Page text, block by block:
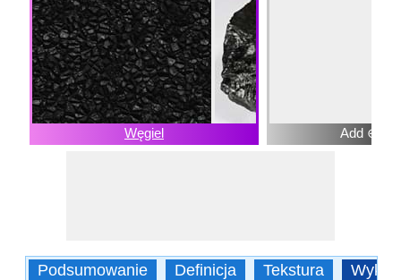
Węgiel Add ⊕
Podsumowanie Definicja Tekstura